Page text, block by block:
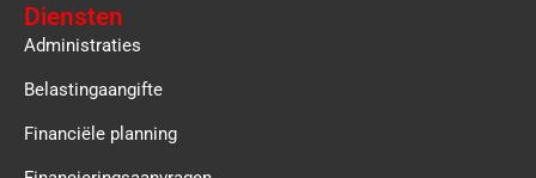
Diensten
Administraties
Belastingaangifte
Financiële planning